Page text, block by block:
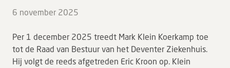
6 november 2025
Per 1 december 2025 treedt Mark Klein Koerkamp toe
tot de Raad van Bestuur van het Deventer Ziekenhuis.
Hij volgt de reeds afgetreden Eric Kroon op. Klein